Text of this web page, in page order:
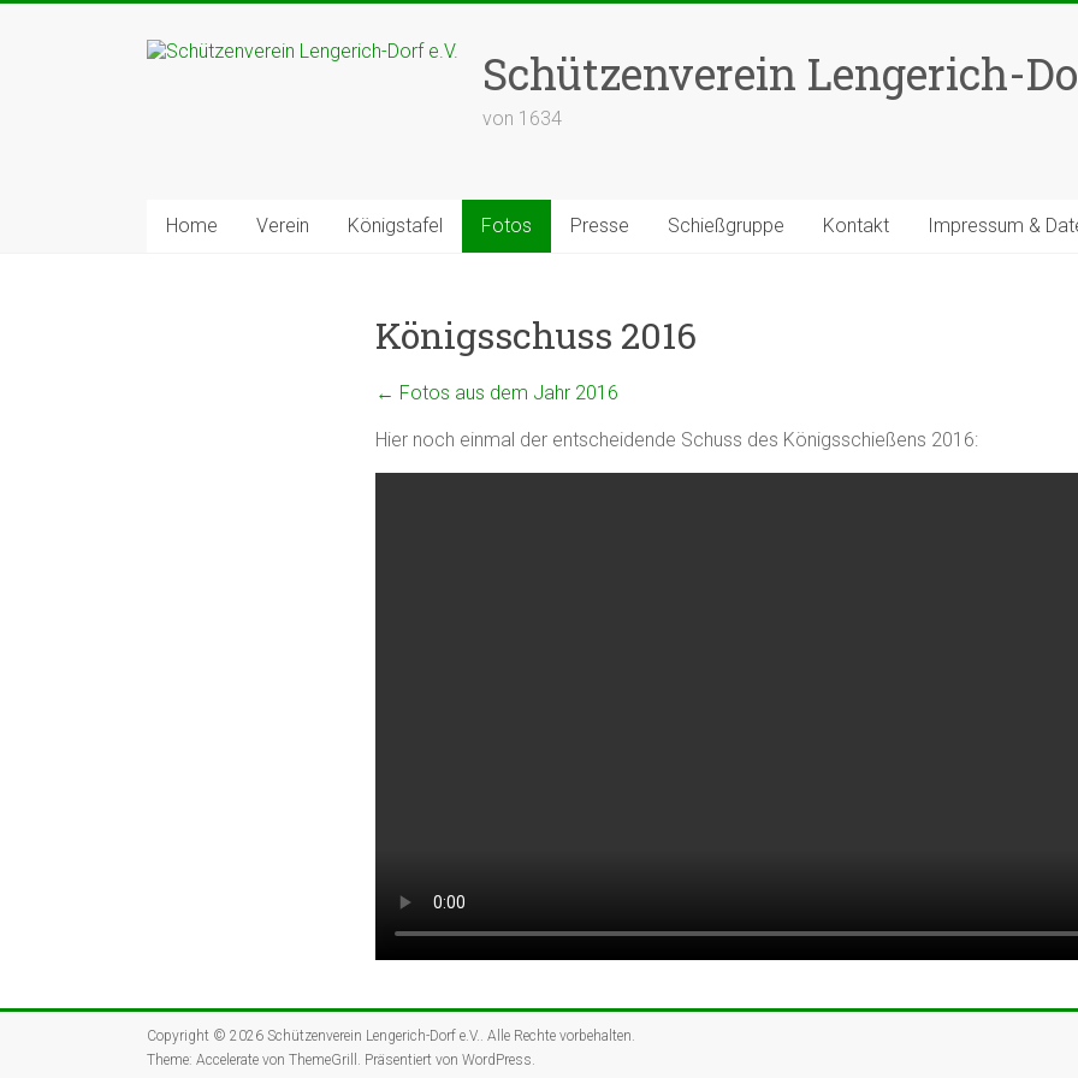
Schützenverein Lengerich-
von 1634
Home Verein Königstafel Fotos Presse Schießgruppe Kontakt Impressum &
Königsschuss 2016
← Fotos aus dem Jahr 2016
Hier noch einmal der entscheidende Schuss des Königsschießens 2016:
Copyright © 2026 Schützenverein Lengerich-Dorf e.V.. Alle Rechte vorbehalten.
Theme: Accelerate von ThemeGrill. Präsentiert von WordPress.